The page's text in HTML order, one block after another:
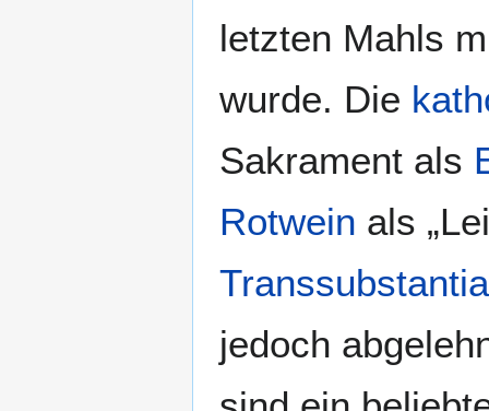
letzten Mahls
wurde. Die
Sakrament als
Rotwein als
jedoch